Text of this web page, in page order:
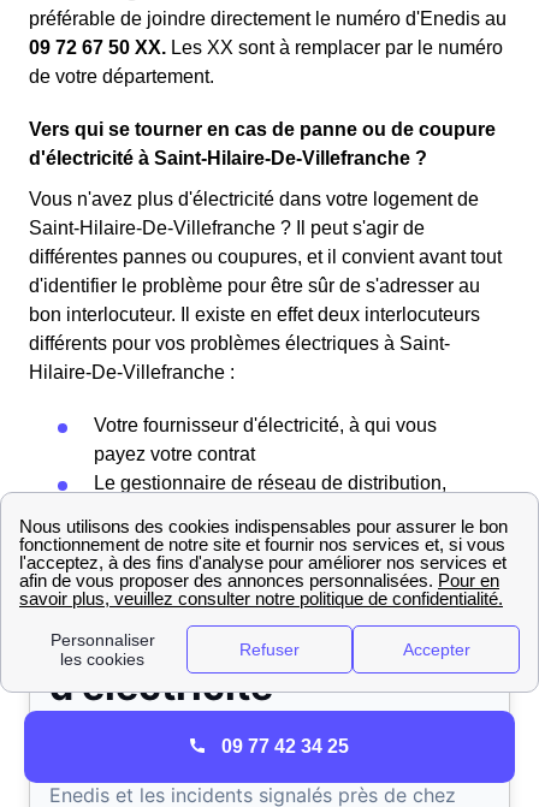
préférable de joindre directement le numéro d'Enedis au
09 72 67 50 XX. Les XX sont à remplacer par le numéro
de votre département.
Vers qui se tourner en cas de panne ou de coupure
d'électricité à Saint-Hilaire-De-Villefranche ?
Vous n'avez plus d'électricité dans votre logement de
Saint-Hilaire-De-Villefranche ? Il peut s'agir de
différentes pannes ou coupures, et il convient avant tout
d'identifier le problème pour être sûr de s'adresser au
bon interlocuteur. Il existe en effet deux interlocuteurs
différents pour vos problèmes électriques à Saint-
Hilaire-De-Villefranche :
Votre fournisseur d'électricité, à qui vous
payez votre contrat
Le gestionnaire de réseau de distribution,
09 77 42 34 25